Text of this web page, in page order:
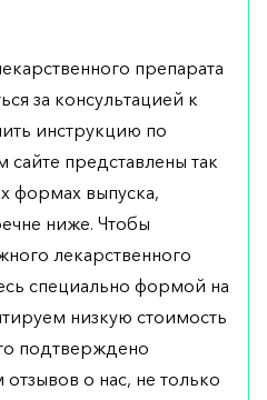
препарата
за консультацией к
инструкцию по
представлены так
формах выпуска,
ниже. Чтобы
лекарственного
специально формой на
низкую стоимость
подтверждено
о нас, не только